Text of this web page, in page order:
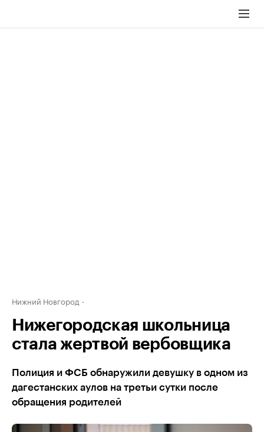
Нижний Новгород
Нижегородская школьница
стала жертвой вербовщика
Полиция и ФСБ обнаружили девушку в одном из
дагестанских аулов на третьи сутки после
обращения родителей